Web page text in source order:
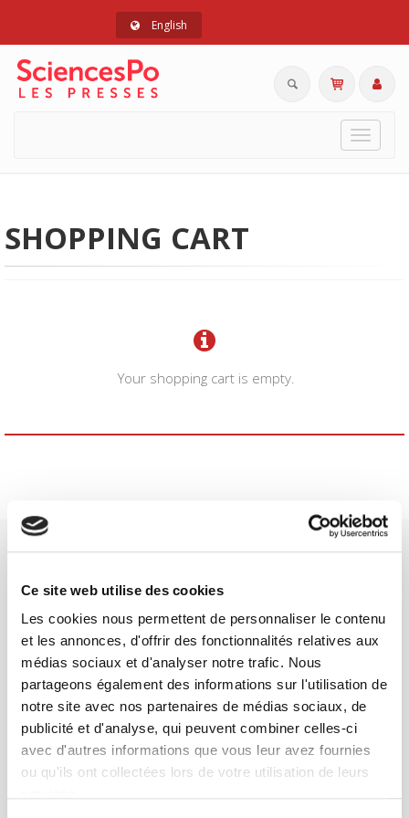
Ce site web utilise des cookies
Les cookies nous permettent de personnaliser le contenu
et les annonces, d'offrir des fonctionnalités relatives aux
médias sociaux et d'analyser notre trafic. Nous
partageons également des informations sur l'utilisation de
notre site avec nos partenaires de médias sociaux, de
publicité et d'analyse, qui peuvent combiner celles-ci
avec d'autres informations que vous leur avez fournies
ou qu'ils ont collectées lors de votre utilisation de leurs
English
Toggle
SHOPPING CART
Your shopping cart is empty.
SCIENCES PO UNIVERSITY PRESS has a threefold role: to publish
original research, to edit reference works for student use, and to
help public and political debate. continue
CONTACTS
FOREIGN RIGHTS